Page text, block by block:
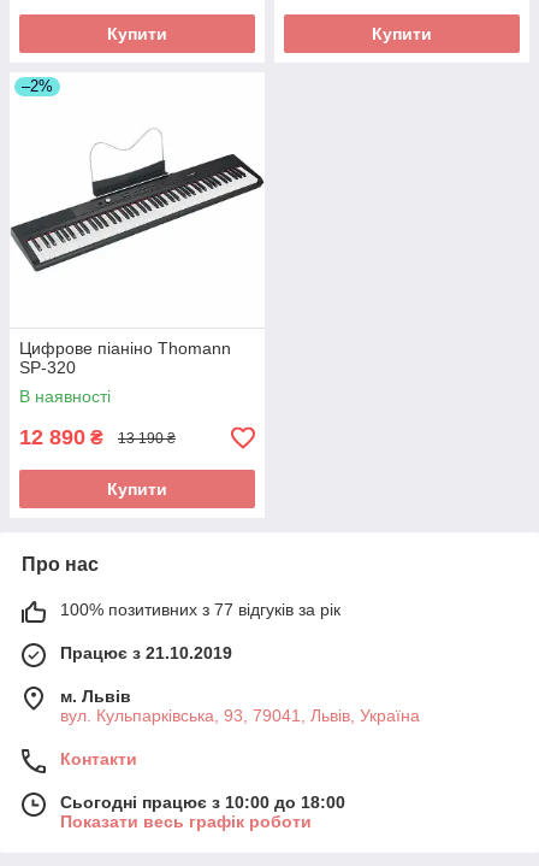
Купити Купити
–2%
Цифрове піаніно Thomann
SP-320
В наявності
12 890 ₴ 13 190 ₴
Купити
Про нас
100% позитивних з 77 відгуків за рік
Працює з 21.10.2019
м. Львів
вул. Кульпарківська, 93, 79041, Львів, Україна
Контакти
Сьогодні працює з 10:00 до 18:00
Показати весь графік роботи